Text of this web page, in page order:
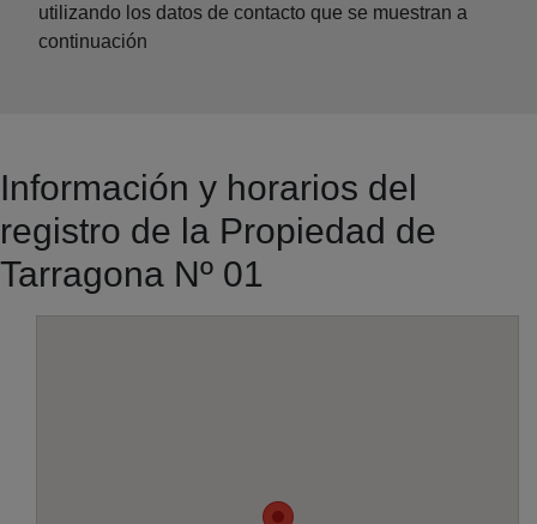
utilizando los datos de contacto que se muestran a
continuación
Información y horarios del
registro de la Propiedad de
Tarragona Nº 01